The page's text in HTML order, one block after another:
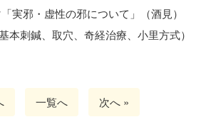
実邪・虚性の邪について」（酒見）
刺鍼、取穴、奇経治療、小里方式）
一覧へ 次へ »